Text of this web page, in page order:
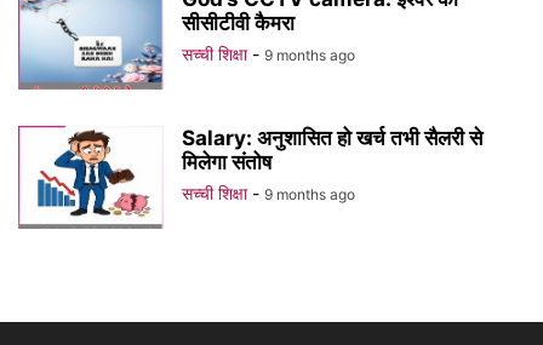
सीसीटीवी कैमरा
सच्ची शिक्षा - 9 months ago
Salary: अनुशासित हो खर्च तभी सैलरी से
मिलेगा संतोष
सच्ची शिक्षा - 9 months ago